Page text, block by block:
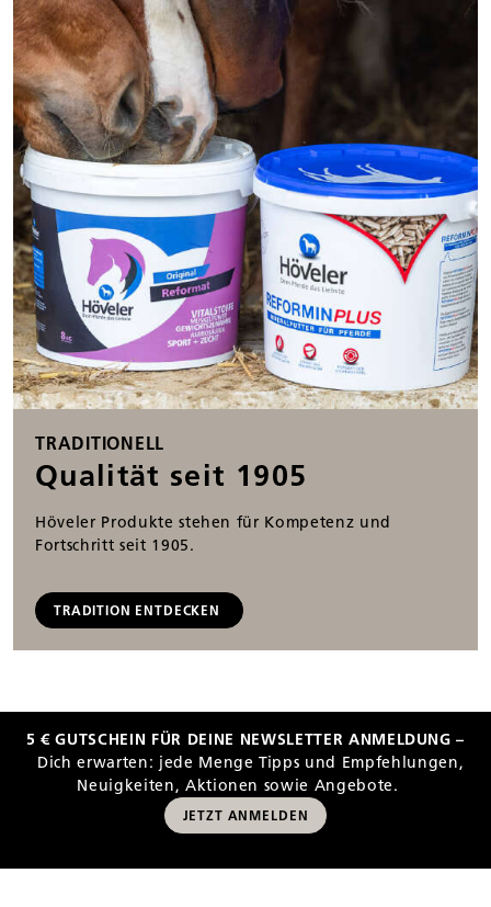
TRADITIONELL
Qualität seit 1905
Höveler Produkte stehen für Kompetenz und
Fortschritt seit 1905.
TRADITION ENTDECKEN
5 € GUTSCHEIN FÜR DEINE NEWSLETTER ANMELDUNG –
Dich erwarten: jede Menge Tipps und Empfehlungen,
Neuigkeiten, Aktionen sowie Angebote.
JETZT ANMELDEN